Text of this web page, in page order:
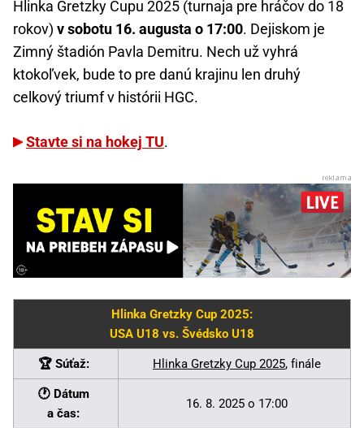
Hlinka Gretzky Cupu 2025 (turnaja pre hráčov do 18
rokov) v sobotu 16. augusta o 17:00. Dejiskom je
Zimný štadión Pavla Demitru. Nech už vyhrá
ktokoľvek, bude to pre danú krajinu len druhý
celkový triumf v histórii HGC.
Stavte si na hokej TU.
Hlinka Gretzky Cup 2025:
USA U18 vs. Švédsko U18
🏆 Súťaž: Hlinka Gretzky Cup 2025, finále
🕐 Dátum
a čas:
16. 8. 2025 o 17:00